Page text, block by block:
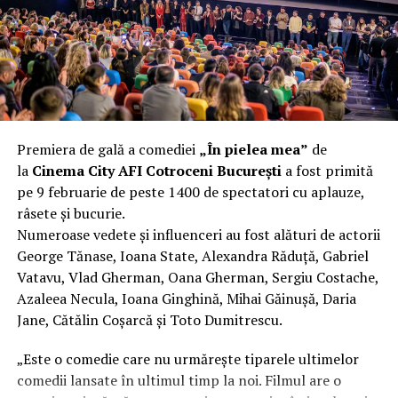
fier vechi a doua zi. Asta ca să fie clar de la început: nu
vorbim despre preferințe estetice, ci despre
funcționalitate reală.
Aluminiul, pe scurt: ușor,
rezistent la coroziune, dar cu
nuanțe
Aluminiul e materialul care apare primul în conversație
când cineva caută un pavilion ușor. Și pe bună dreptate.
Densitatea aluminiului e de aproximativ 2,7 g/cm³, față
de circa 7,8 g/cm³ pentru oțel. Practic, la un volum
identic, aluminiul cântărește cam o treime din greutatea
oțelului. Pentru oricine transportă, montează și
demontează frecvent o structură, diferența asta se
simte enorm.
Premiera de gală a comediei „În pielea mea” de
la Cinema City AFI Cotroceni Bucureștia fost primită
pe 9 februarie de peste 1400 de spectatori cu aplauze,
râsete și bucurie.
Numeroase vedete și influenceri au fost alături de actorii
George Tănase, Ioana State, Alexandra Răduță, Gabriel
Vatavu, Vlad Gherman, Oana Gherman, Sergiu Costache,
Azaleea Necula, Ioana Ginghină, Mihai Găinușă, Daria
Jane, Cătălin Coșarcă și Toto Dumitrescu.
„Este o comedie care nu urmărește tiparele ultimelor
comedii lansate în ultimul timp la noi. Filmul are o